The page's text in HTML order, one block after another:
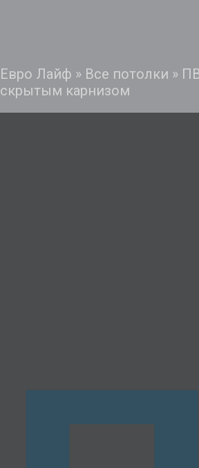
Евро Лайф » Все потолки »
скрытым карнизом